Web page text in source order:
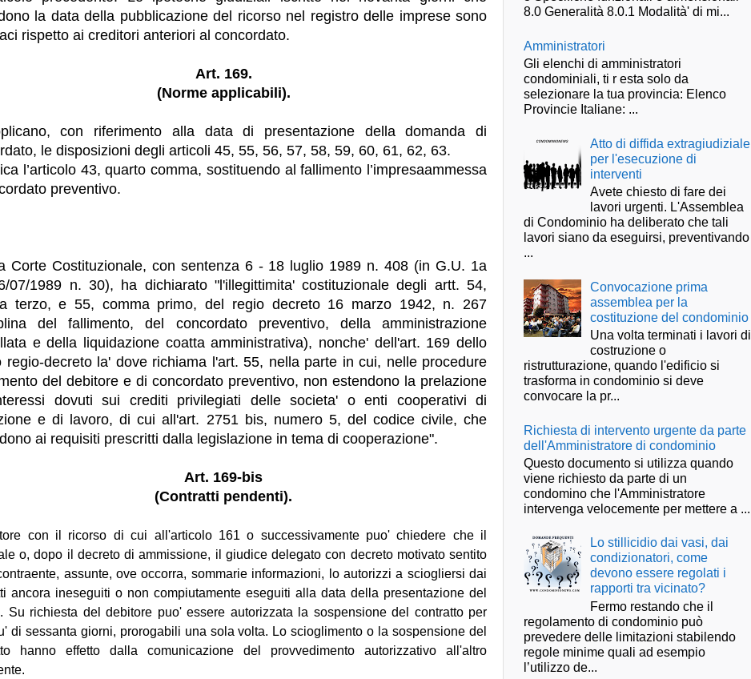
la data della pubblicazione del ricorso nel registro delle imprese sono
rispetto ai creditori anteriori al concordato.
Art. 169.
(Norme applicabili).
con riferimento alla data di presentazione della domanda di
le disposizioni degli articoli 45, 55, 56, 57, 58, 59, 60, 61, 62, 63.
l’articolo 43, quarto comma, sostituendo al fallimento l’impresaammessa
preventivo.
Corte Costituzionale, con sentenza 6 - 18 luglio 1989 n. 408 (in G.U. 1a
07/1989 n. 30), ha dichiarato "l'illegittimita' costituzionale degli artt. 54,
terzo, e 55, comma primo, del regio decreto 16 marzo 1942, n. 267
del fallimento, del concordato preventivo, della amministrazione
e della liquidazione coatta amministrativa), nonche' dell'art. 169 dello
regio-decreto la' dove richiama l'art. 55, nella parte in cui, nelle procedure
del debitore e di concordato preventivo, non estendono la prelazione
dovuti sui crediti privilegiati delle societa' o enti cooperativi di
e di lavoro, di cui all'art. 2751 bis, numero 5, del codice civile, che
ai requisiti prescritti dalla legislazione in tema di cooperazione".
Art. 169-bis
(Contratti pendenti).
con il ricorso di cui all'articolo 161 o successivamente puo' chiedere che il
o, dopo il decreto di ammissione, il giudice delegato con decreto motivato sentito
assunte, ove occorra, sommarie informazioni, lo autorizzi a sciogliersi dai
ancora ineseguiti o non compiutamente eseguiti alla data della presentazione del
Su richiesta del debitore puo' essere autorizzata la sospensione del contratto per
di sessanta giorni, prorogabili una sola volta. Lo scioglimento o la sospensione del
hanno effetto dalla comunicazione del provvedimento autorizzativo all'altro
8.0 Generalità 8.0.1 Modalità' di mi...
Amministratori
Gli elenchi di amministratori
condominiali, ti r esta solo da
selezionare la tua provincia: Elenco
Provincie Italiane: ...
Atto di diffida extragiudiziale
per l'esecuzione di
interventi
Avete chiesto di fare dei
lavori urgenti. L'Assemblea
di Condominio ha deliberato che tali
lavori siano da eseguirsi, preventivando
...
Convocazione prima
assemblea per la
costituzione del condominio
Una volta terminati i lavori di
costruzione o
ristrutturazione, quando l'edificio si
trasforma in condominio si deve
convocare la pr...
Richiesta di intervento urgente da parte
dell'Amministratore di condominio
Questo documento si utilizza quando
viene richiesto da parte di un
condomino che l'Amministratore
intervenga velocemente per mettere a ...
Lo stillicidio dai vasi, dai
condizionatori, come
devono essere regolati i
rapporti tra vicinato?
Fermo restando che il
regolamento di condominio può
prevedere delle limitazioni stabilendo
regole minime quali ad esempio
l’utilizzo de...